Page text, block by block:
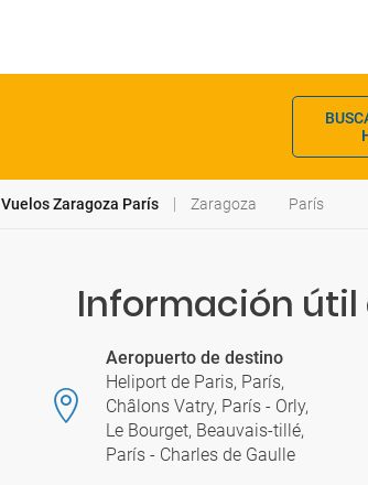
Vuelos Zaragoza París Zaragoza París
Información útil
Aeropuerto de destino
Heliport de Paris, París,
Châlons Vatry, París - Orly,
Le Bourget, Beauvais-tillé,
París - Charles de Gaulle